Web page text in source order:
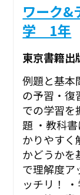
ワーク
学 1年
東京書籍出
例題と基本
の予習・復
での学習を
題 ・教科
かりやすく
かどうかを
で理解度ア
ッチリ！